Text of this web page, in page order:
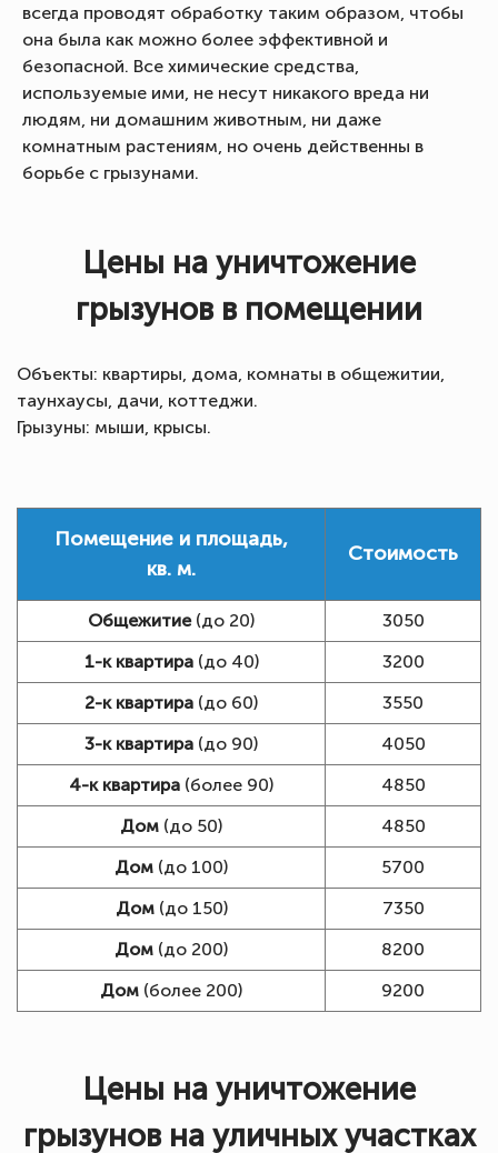
всегда проводят обработку таким образом, чтобы
она была как можно более эффективной и
безопасной. Все химические средства,
используемые ими, не несут никакого вреда ни
людям, ни домашним животным, ни даже
комнатным растениям, но очень действенны в
борьбе с грызунами.
Цены на уничтожение
грызунов в помещении
Объекты: квартиры, дома, комнаты в общежитии,
таунхаусы, дачи, коттеджи.
Грызуны: мыши, крысы.
Помещение и площадь,
кв. м.
Стоимость
Общежитие(до 20)
3050
1-к квартира(до 40)
3200
2-к квартира (до 60)
3550
3-к квартира (до 90)
4050
4-к квартира (более 90)
4850
Дом (до 50)
4850
Дом (до 100)
5700
Дом(до 150)
7350
Дом (до 200)
8200
Дом (более 200) 9200
Цены на уничтожение
грызунов на уличных участках